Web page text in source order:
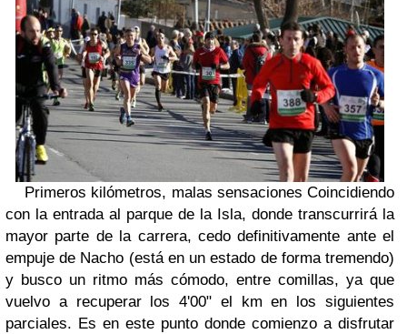
Primeros kilómetros, malas sensaciones Coincidiendo
con la entrada al parque de la Isla, donde transcurrirá la
mayor parte de la carrera, cedo definitivamente ante el
empuje de Nacho (está en un estado de forma tremendo)
y busco un ritmo más cómodo, entre comillas, ya que
vuelvo a recuperar los 4'00" el km en los siguientes
parciales. Es en este punto donde comienzo a disfrutar